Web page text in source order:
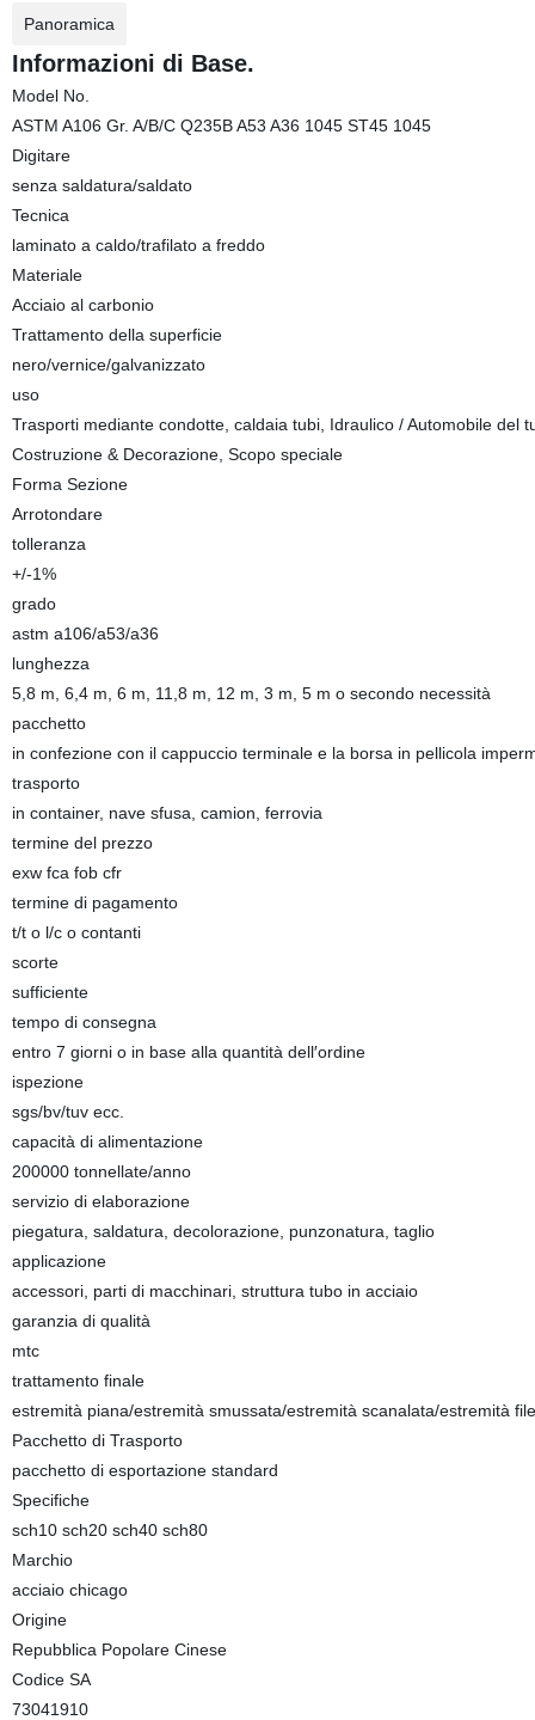
Panoramica
Informazioni di Base.
Model No.
ASTM A106 Gr. A/B/C Q235B A53 A36 1045 ST45 1045
Digitare
senza saldatura/saldato
Tecnica
laminato a caldo/trafilato a freddo
Materiale
Acciaio al carbonio
Trattamento della superficie
nero/vernice/galvanizzato
uso
Trasporti mediante condotte, caldaia tubi, Idraulico / Automobile del
Costruzione & Decorazione, Scopo speciale
Forma Sezione
Arrotondare
tolleranza
+/-1%
grado
astm a106/a53/a36
lunghezza
5,8 m, 6,4 m, 6 m, 11,8 m, 12 m, 3 m, 5 m o secondo necessità
pacchetto
in confezione con il cappuccio terminale e la borsa in pellicola
trasporto
in container, nave sfusa, camion, ferrovia
termine del prezzo
exw fca fob cfr
termine di pagamento
t/t o l/c o contanti
scorte
sufficiente
tempo di consegna
entro 7 giorni o in base alla quantità dell′ordine
ispezione
sgs/bv/tuv ecc.
capacità di alimentazione
200000 tonnellate/anno
servizio di elaborazione
piegatura, saldatura, decolorazione, punzonatura, taglio
applicazione
accessori, parti di macchinari, struttura tubo in acciaio
garanzia di qualità
mtc
trattamento finale
estremità piana/estremità smussata/estremità scanalata/estremità
Pacchetto di Trasporto
pacchetto di esportazione standard
Specifiche
sch10 sch20 sch40 sch80
Marchio
acciaio chicago
Origine
Repubblica Popolare Cinese
Codice SA
73041910